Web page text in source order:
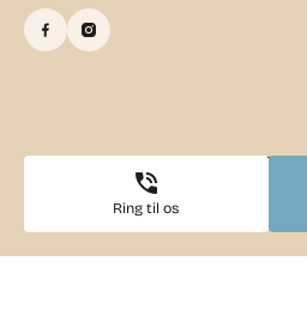
Ring til os
© Copyright - Tandlægehuset Dragør